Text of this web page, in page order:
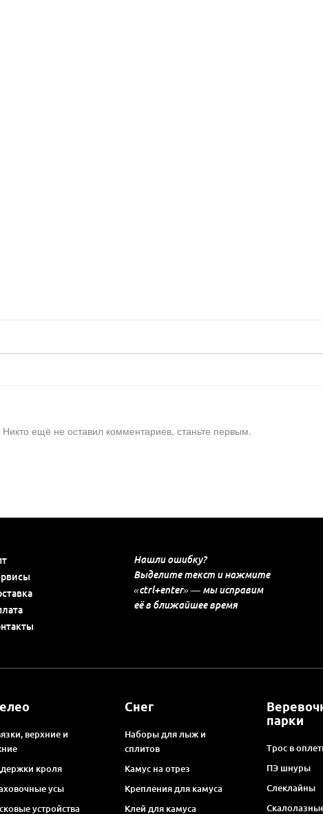
Никто ещё не оставил комментариев, станьте первым.
Нашли ошибку?
Выделите текст и нажмите
«ctrl+enter» — мы исправим
её в ближайшее время
верхние и
кроля
усы
устройства
Снег
Наборы для лыж и
сплитов
Камус на отрез
Крепления для камуса
Клей для камуса
парки
Трос в
ПЭ шнуры
Слеклайны